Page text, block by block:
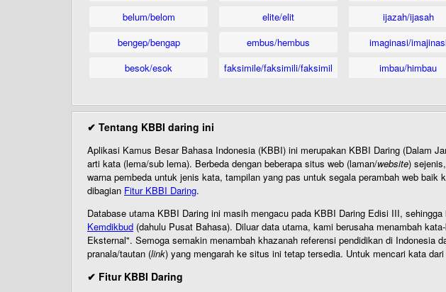
belum/belom
bengep/bengap
besok/esok
elite/elit
embus/hembus
faksimile/faksimili/faksimil
ijazah/ijasah
imaginasi/
imbau/himbau
✔ Tentang KBBI daring ini
Aplikasi Kamus Besar Bahasa Indonesia (KBBI) ini merupakan KBBI Daring (Dalam
arti kata (lema/sub lema). Berbeda dengan beberapa situs web (laman/website)
warna pembeda untuk jenis kata, tampilan yang pas untuk segala perambah web
dibagian Fitur KBBI Daring.
Database utama KBBI Daring ini masih mengacu pada KBBI Daring Edisi III,
Kemdikbud (dahulu Pusat Bahasa). Diluar data utama, kami berusaha menambah
Eksternal". Semoga semakin menambah khazanah referensi pendidikan di
pranala/tautan (link) yang mengarah ke situs ini tetap tersedia. Untuk mencari kata
✔ Fitur KBBI Daring